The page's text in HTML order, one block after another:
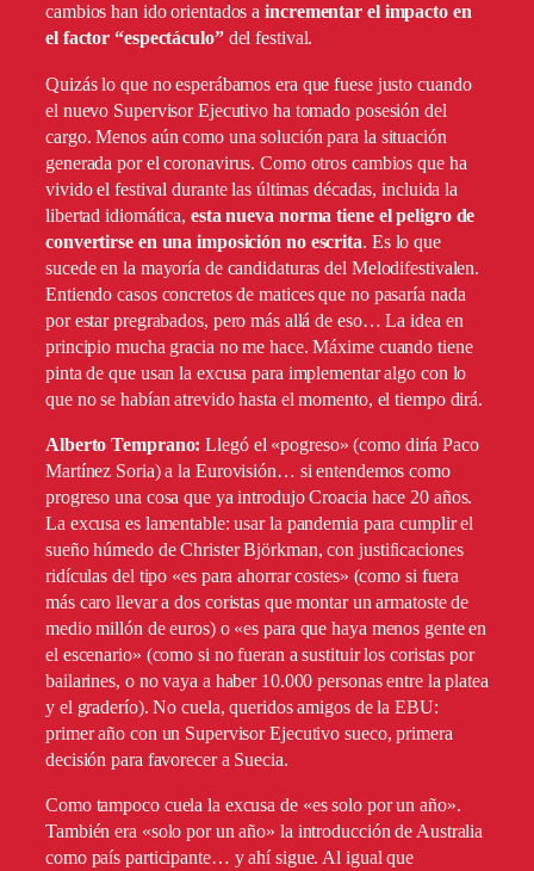
cambios han ido orientados aincrementar el impacto en
el factor “espectáculo”del festival.
Quizás lo que no esperábamos era que fuese justo cuando
el nuevo Supervisor Ejecutivo ha tomado posesión del
cargo. Menos aún como una solución para la situación
generada por el coronavirus. Como otros cambios que ha
vivido el festival durante las últimas décadas, incluida la
libertad idiomática, esta nueva norma tiene el peligro de
convertirse en una imposición no escrita. Es lo que
sucede en la mayoría de candidaturas del Melodifestivalen.
Entiendo casos concretos de matices que no pasaría nada
por estar pregrabados, pero más allá de eso… La idea en
principio mucha gracia no me hace. Máxime cuando tiene
pinta de que usan la excusa para implementar algo con lo
que no se habían atrevido hasta el momento, el tiempo dirá.
Alberto Temprano: Llegó el «pogreso» (como diría Paco
Martínez Soria) a la Eurovisión… si entendemos como
progreso una cosa que ya introdujo Croacia hace 20 años.
La excusa es lamentable: usar la pandemia para cumplir el
sueño húmedo de Christer Björkman, con justificaciones
ridículas del tipo «es para ahorrar costes» (como si fuera
más caro llevar a dos coristas que montar un armatoste de
medio millón de euros) o «es para que haya menos gente en
el escenario» (como si no fueran a sustituir los coristas por
bailarines, o no vaya a haber 10.000 personas entre la platea
y el graderío). No cuela, queridos amigos de la EBU:
primer año con un Supervisor Ejecutivo sueco, primera
decisión para favorecer a Suecia.
Como tampoco cuela la excusa de «es solo por un año».
También era «solo por un año» la introducción de Australia
como país participante… y ahí sigue. Al igual que